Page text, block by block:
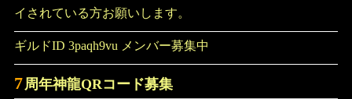
イされている方お願いします。
ギルドID 3paqh9vu メンバー募集中
7 周年神龍QRコード募集